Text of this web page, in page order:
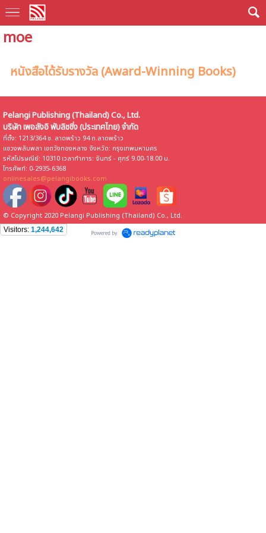
moe
หนังสือได้รับรางวัล (Award-Winning Books)
Pelangi Publishing (Thailand) Co., Ltd.
บริษัท เพอลังอิ พับลิชชิ่ง (ประเทศไทย) จำกัด
ที่ตั้ง: 1213/364 ซ. ลาดพร้าว 94 ถ.ลาดพร้าว
แขวงพลับพลา เขตวังทองหลาง จังหวัด: กรุงเทพมหานคร
รหัสไปรษณีย์: 10310 เวลาทำการ: จันทร์ - ศุกร์ 9.00-18.00 น.
โทรศัพท์: 0-2935-6368
onlinesales@pelangibooks.com
© Copyright 2020 Pelangi Publishing (Thailand) Co., Ltd.
Visitors: 1,244,642